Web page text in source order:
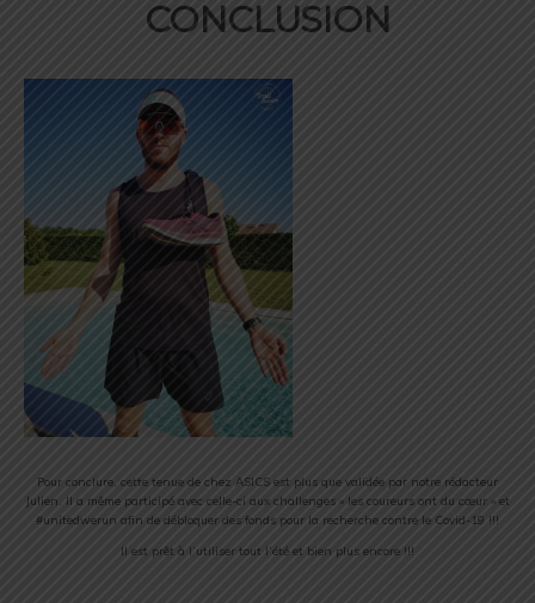
CONCLUSION
Pour conclure, cette tenue de chez ASICS est plus que validée par notre rédacteur
Julien. Il a même participé avec celle-ci aux challenges « les coureurs ont du cœur » et
#unitedwerun afin de débloquer des fonds pour la recherche contre le Covid-19 !!!
Il est prêt à l’utiliser tout l’été et bien plus encore !!!